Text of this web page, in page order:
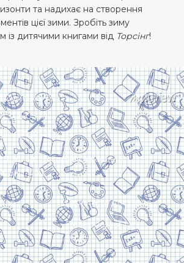
та надихає на створення
цієї зими. Зробіть зиму
із дитячими книгами від Торсінг!
Сумська, 13
305-05-41
Усі права захищені
Skill Unit
Оплата та доставка
Повернення та
обмін